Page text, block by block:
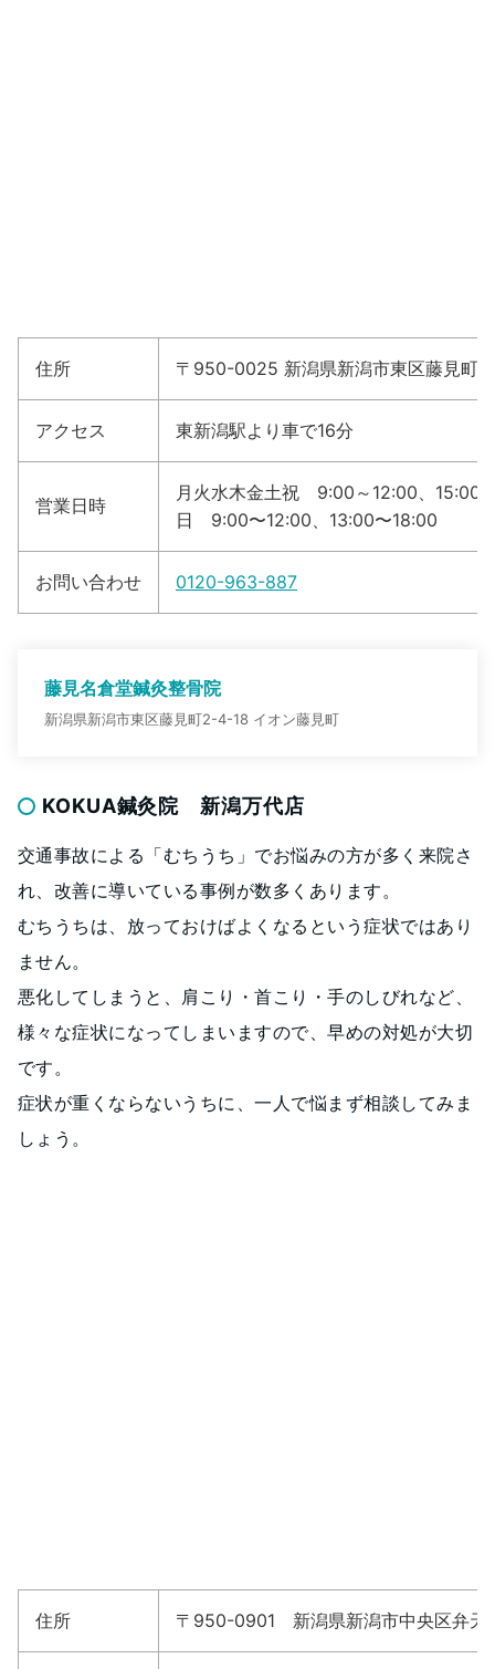
住所 〒950-0025 新潟県新潟市東区藤見町
アクセス 東新潟駅より車で16分
営業日時
月火水木金土祝 9:00～12:00、15:00
日 9:00〜12:00、13:00〜18:00
お問い合わせ 0120-963-887
藤見名倉堂鍼灸整骨院
新潟県新潟市東区藤見町2-4-18 イオン藤見町
KOKUA鍼灸院 新潟万代店
交通事故による「むちうち」でお悩みの方が多く来院さ
れ、改善に導いている事例が数多くあります。
むちうちは、放っておけばよくなるという症状ではあり
ません。
悪化してしまうと、肩こり・首こり・手のしびれなど、
様々な症状になってしまいますので、早めの対処が大切
です。
症状が重くならないうちに、一人で悩まず相談してみま
しょう。
住所 〒950-0901 新潟県新潟市中央区弁天